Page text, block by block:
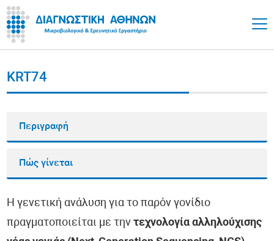
KRT74
Περιγραφή
Πώς γίνεται
Η γενετική ανάλυση για το παρόν γονίδιο
πραγματοποιείται με τηντεχνολογία αλληλούχισης